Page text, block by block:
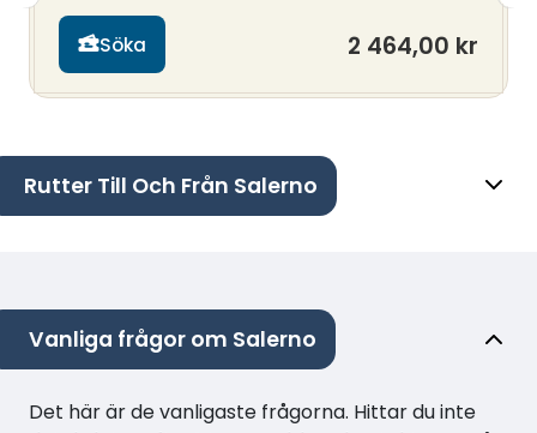
Söka 2 464,00 kr
Rutter Till Och Från Salerno
Vanliga frågor om Salerno
Det här är de vanligaste frågorna. Hittar du inte